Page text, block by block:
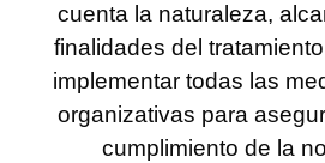
cuenta la naturaleza,
finalidades del
implementar todas las
organizativas para
cumplimiento de la